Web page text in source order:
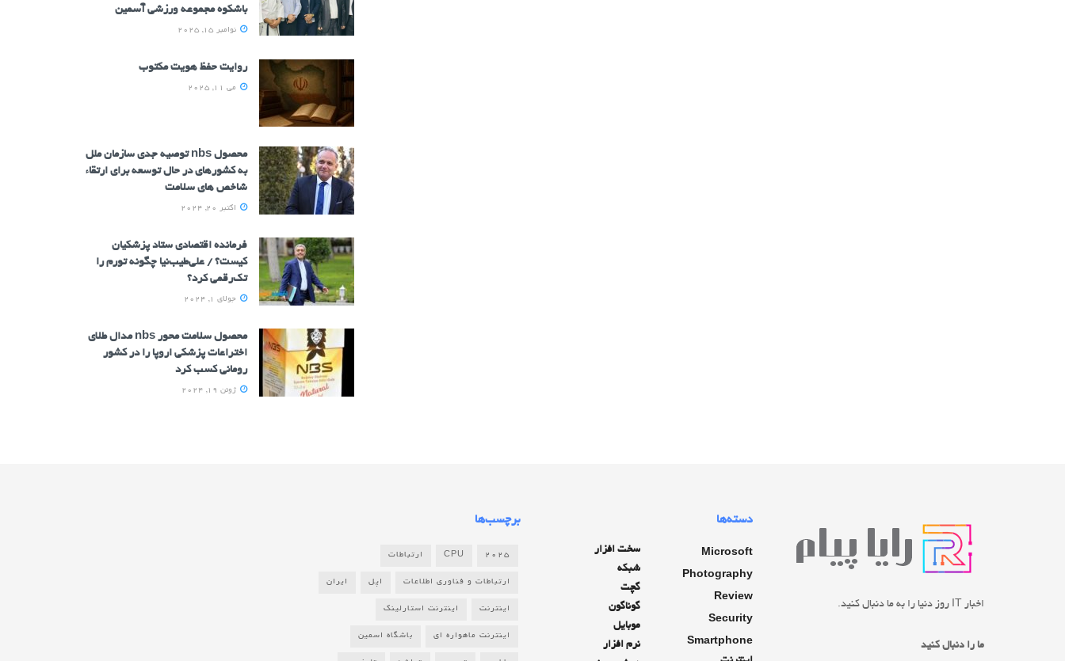
باشکوه مجموعه ورزشی آسمین
نوامبر 15, 2025
روایت حفظ هویت مکتوب
می 11, 2025
محصول nbs توصیه جدی سازمان ملل
به کشورهای در حال توسعه برای ارتقاء
شاخص های سلامت
اکتبر 20, 2024
فرمانده اقتصادی ستاد پزشکیان
کیست؟ / علی‌طیب‌نیا چگونه تورم را
تک‌رقمی کرد؟
جولای 1, 2024
محصول سلامت محور nbs مدال طلای
اختراعات پزشکی اروپا را در کشور
رومانی کسب کرد
ژوئن 19, 2024
اخبار IT روز دنیا را به ما دنبال کنید.
ما را دنبال کنید
دسته‌ها
Microsoft
Photography
Review
Security
Smartphone
سخت افزار
شبکه
گچت
گوناگون
موبایل
نرم افزار
برچسب‌ها
2025
CPU ارتباطات
ارتباطات و فناوری اطلاعات اپل ایران
اینترنت اینترنت استارلینک
اینترنت ماهواره ای باشگاه اسمین